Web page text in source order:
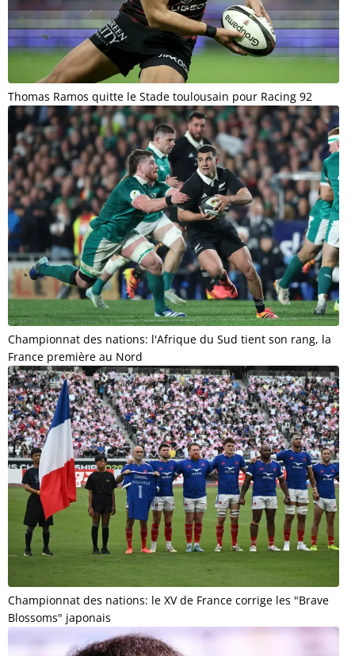
Thomas Ramos quitte le Stade toulousain pour Racing 92
Championnat des nations: l'Afrique du Sud tient son rang, la
France première au Nord
Championnat des nations: le XV de France corrige les "Brave
Blossoms" japonais